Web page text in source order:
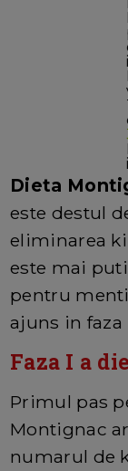
Dieta
este destul
eliminarea
este mai
pentru
ajuns in faza
Faza I a
Primul pas
Montignac
numarul de